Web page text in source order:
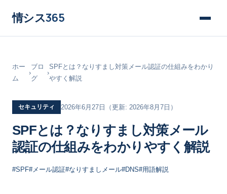
情シス365
ホー
ム
›
ブロ
グ
›
SPFとは？なりすまし対策メール認証の仕組みをわかり
やすく解説
セキュリティ 2026年6月27日 （更新: 2026年8月7日）
SPFとは？なりすまし対策メール
認証の仕組みをわかりやすく解説
#SPF#メール認証#なりすましメール#DNS#用語解説